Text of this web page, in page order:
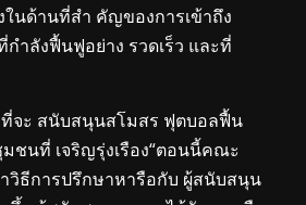
นด้านที่สำ คัญของการเข้าถึง
ำลังฟื้นฟูอย่าง รวดเร็ว และที่
จะ สนับสนุนสโมสร ฟุตบอลฟื้น
ชนที่ เจริญรุ่งเรือง“ตอนนี้คณะ
วิธีการปรึกษาหารือกับ ผู้สนับสนุน